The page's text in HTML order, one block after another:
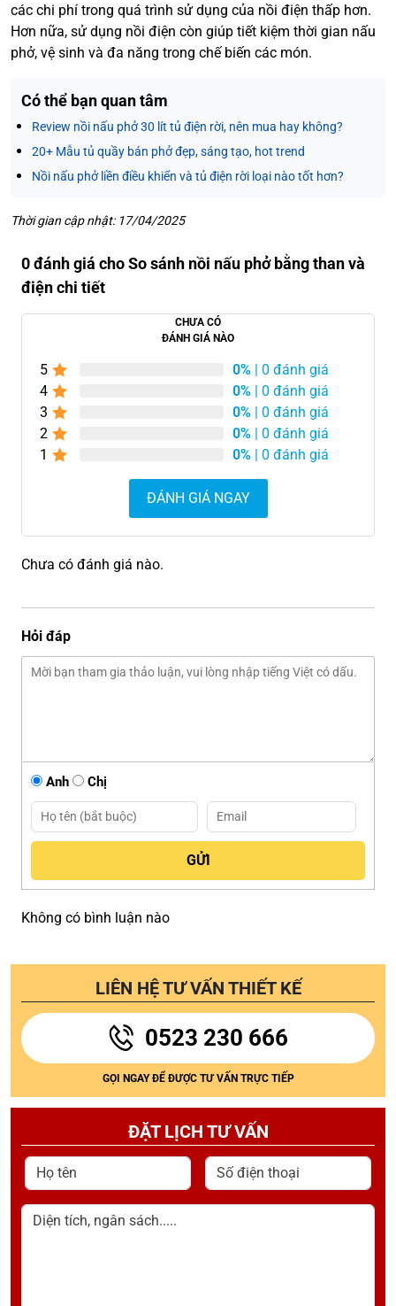
các chi phí trong quá trình sử dụng của nồi điện thấp hơn.
Hơn nữa, sử dụng nồi điện còn giúp tiết kiệm thời gian nấu
phở, vệ sinh và đa năng trong chế biến các món.
Có thể bạn quan tâm
Review nồi nấu phở 30 lít tủ điện rời, nên mua hay không?
20+ Mẫu tủ quầy bán phở đẹp, sáng tạo, hot trend
Nồi nấu phở liền điều khiển và tủ điện rời loại nào tốt hơn?
Thời gian cập nhật: 17/04/2025
0 đánh giá cho So sánh nồi nấu phở bằng than và
điện chi tiết
CHƯA CÓ
ĐÁNH GIÁ NÀO
5 0% | 0 đánh giá
4
0% | 0 đánh giá
3
0% | 0 đánh giá
2
0% | 0 đánh giá
1
0% | 0 đánh giá
ĐÁNH GIÁ NGAY
Chưa có đánh giá nào.
Hỏi đáp
Anh Chị
Không có bình luận nào
LIÊN HỆ TƯ VẤN THIẾT KẾ
0523 230 666
GỌI NGAY ĐỂ ĐƯỢC TƯ VẤN TRỰC TIẾP
ĐẶT LỊCH TƯ VẤN
Họ tên Số điện thoại
Diện tích, ngân sách.....